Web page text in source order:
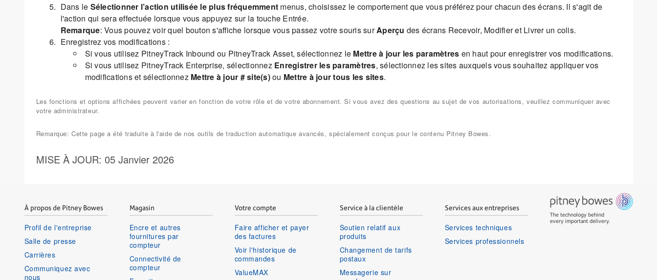
Dans le Sélectionner l’action utilisée le plus fréquemment menus, choisissez le comportement que vous préférez pour chacun des écrans. Il s'agit de
l'action qui sera effectuée lorsque vous appuyez sur la touche Entrée.
Remarque: Vous pouvez voir quel bouton s'affiche lorsque vous passez votre souris surAperçu des écrans Recevoir, Modifier et Livrer un colis.
Enregistrez vos modifications :
Si vous utilisez PitneyTrack Inbound ou PitneyTrack Asset, sélectionnez le Mettre à jour les paramètres en haut pour enregistrer vos modifications.
Si vous utilisez PitneyTrack Enterprise, sélectionnez Enregistrer les paramètres, sélectionnez les sites auxquels vous souhaitez appliquer vos
modifications et sélectionnez Mettre à jour # site(s)ou Mettre à jour tous les sites.
Les fonctions et options affichées peuvent varier en fonction de votre rôle et de votre abonnement. Si vous avez des questions au sujet de vos autorisations, veuillez communiquer avec
votre administrateur.
Remarque: Cette page a été traduite à l'aide de nos outils de traduction automatique avancés, spécialement conçus pour le contenu Pitney Bowes.
MISE À JOUR: 05 Janvier 2026
À propos de Pitney Bowes
Profil de l'entreprise
Salle de presse
Carrières
Communiquez avec
nous
Magasin
Encre et autres
fournitures par
compteur
Connectivité de
compteur
Votre compte
Faire afficher et payer
des factures
Voir l'historique de
commandes
ValueMAX
Service à la clientèle
Soutien relatif aux
produits
Changement de tarifs
postaux
Messagerie sur
Services aux entreprises
Services techniques
Services professionnels
The technology behind
every important delivery.